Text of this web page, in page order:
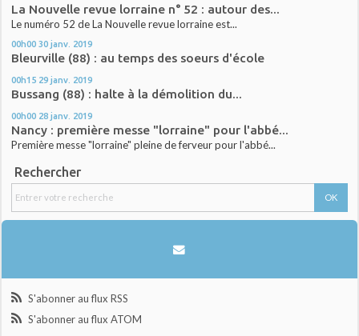
La Nouvelle revue lorraine n° 52 : autour des...
Le numéro 52 de La Nouvelle revue lorraine est...
00h00 30 janv. 2019
Bleurville (88) : au temps des soeurs d'école
00h15 29 janv. 2019
Bussang (88) : halte à la démolition du...
00h00 28 janv. 2019
Nancy : première messe "lorraine" pour l'abbé...
Première messe "lorraine" pleine de ferveur pour l'abbé...
Rechercher
S'abonner au flux RSS
S'abonner au flux ATOM